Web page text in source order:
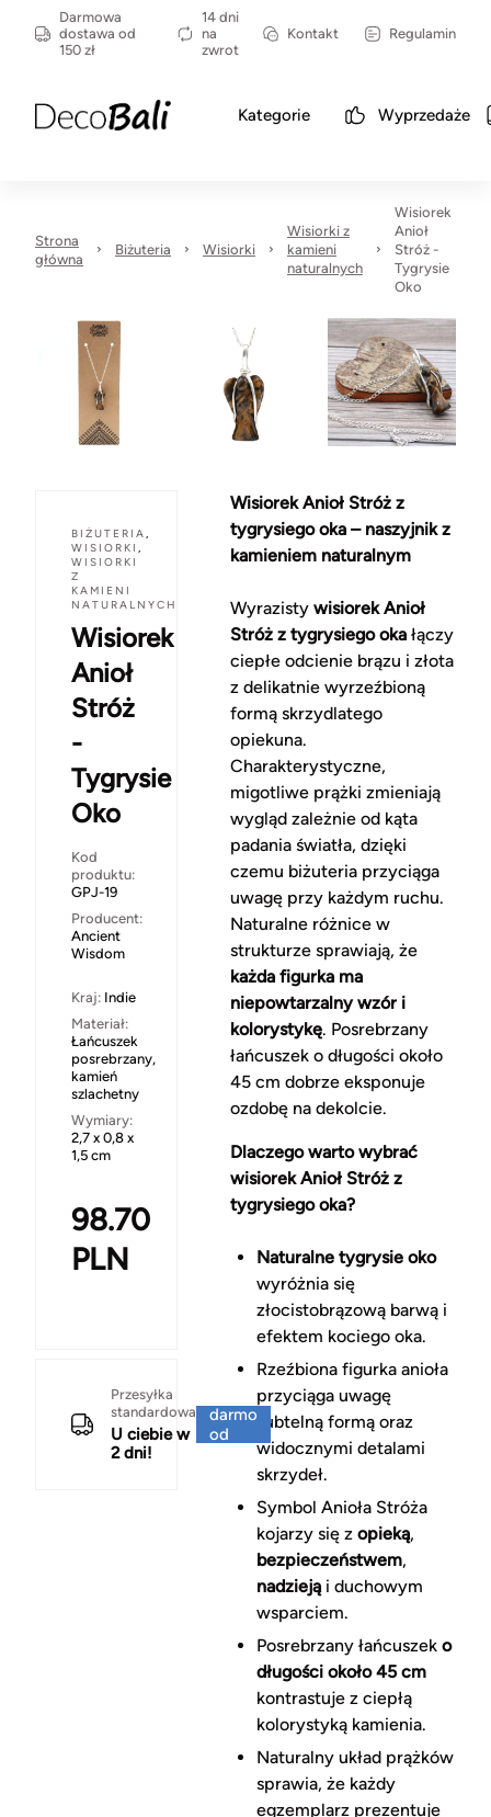
Darmowa
dostawa od
150 zł
14 dni
na
zwrot
Kontakt Regulamin
Kategorie Wyprzedaże
Strona
główna
Biżuteria Wisiorki
Wisiorki z
kamieni
naturalnych
Wisiorek
Anioł
Stróż -
Tygrysie
Oko
BIŻUTERIA,
WISIORKI ,
WISIORKI
Z
KAMIENI
NATURALNYCH
Wisiorek
Anioł
Stróż
-
Tygrysie
Oko
Kod
produktu:
GPJ-19
Producent:
Ancient
Wisdom
Kraj: Indie
Materiał:
Łańcuszek
posrebrzany,
kamień
szlachetny
Wymiary:
2,7 x 0,8 x
1,5 cm
98.70
PLN
Przesyłka
standardowa
U ciebie w
2 dni!
darmo
od
Wisiorek Anioł Stróż z
tygrysiego oka – naszyjnik z
kamieniem naturalnym
Wyrazisty wisiorek Anioł
Stróż z tygrysiego okałączy
ciepłe odcienie brązu i złota
z delikatnie wyrzeźbioną
formą skrzydlatego
opiekuna.
Charakterystyczne,
migotliwe prążki zmieniają
wygląd zależnie od kąta
padania światła, dzięki
czemu biżuteria przyciąga
uwagę przy każdym ruchu.
Naturalne różnice w
strukturze sprawiają, że
każda figurka ma
niepowtarzalny wzór i
kolorystykę. Posrebrzany
łańcuszek o długości około
45 cm dobrze eksponuje
ozdobę na dekolcie.
Dlaczego warto wybrać
wisiorek Anioł Stróż z
tygrysiego oka?
Naturalne tygrysie oko
wyróżnia się
złocistobrązową barwą i
efektem kociego oka.
Rzeźbiona figurka anioła
przyciąga uwagę
subtelną formą oraz
widocznymi detalami
skrzydeł.
Symbol Anioła Stróża
kojarzy się z opieką,
bezpieczeństwem,
nadziejąi duchowym
wsparciem.
Posrebrzany łańcuszek o
długości około 45 cm
kontrastuje z ciepłą
kolorystyką kamienia.
Naturalny układ prążków
sprawia, że każdy
egzemplarz prezentuje